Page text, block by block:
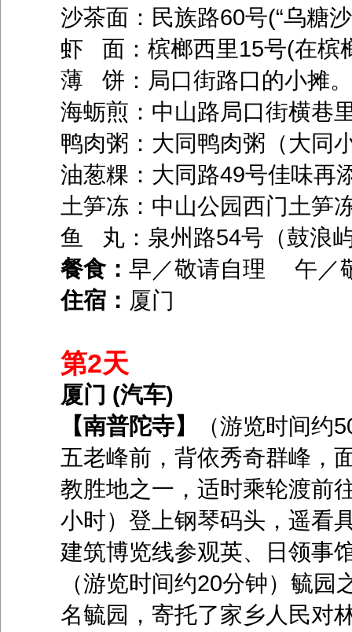
沙茶面：民族路60号(“乌糖
虾 面：槟榔西里15号(在槟
薄 饼：局口街路口的小摊
海蛎煎：中山路局口街横巷
鸭肉粥：大同鸭肉粥（大同
油葱粿：大同路49号佳味再
土笋冻：中山公园西门土笋
鱼 丸：泉州路54号（鼓浪
餐食： 早／敬请自理 午
住宿： 厦门
第2天
厦门 (汽车)
【南普陀寺】
（游览时间约
五老峰前，背依秀奇群峰，
教胜地之一，适时乘轮渡前
小时）登上钢琴码头，遥看
建筑博览线参观英、日领事
（游览时间约20分钟）毓
名毓园，寄托了家乡人民对